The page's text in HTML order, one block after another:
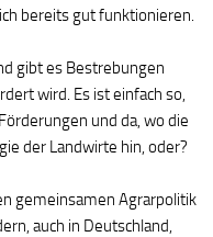
bereits gut funktionieren.
gibt es Bestrebungen
wird. Es ist einfach so,
und da, wo die
der Landwirte hin, oder?
gemeinsamen Agrarpolitik
auch in Deutschland,